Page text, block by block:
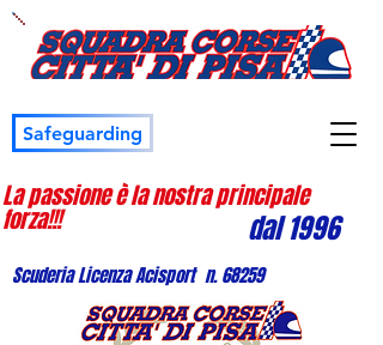
Safeguarding
La passione è la nostra principale
forza!!! dal 1996
Scuderia Licenza Acisport n. 68259